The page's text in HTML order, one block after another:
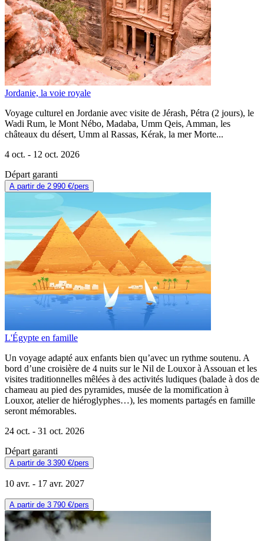
Jordanie, la voie royale
Voyage culturel en Jordanie avec visite de Jérash, Pétra (2 jours), le
Wadi Rum, le Mont Nébo, Madaba, Umm Qeis, Amman, les
châteaux du désert, Umm al Rassas, Kérak, la mer Morte...
4 oct. - 12 oct. 2026
Départ garanti
A partir de 2 990 €/pers
L'Égypte en famille
Un voyage adapté aux enfants bien qu’avec un rythme soutenu. A
bord d’une croisière de 4 nuits sur le Nil de Louxor à Assouan et les
visites traditionnelles mêlées à des activités ludiques (balade à dos de
chameau au pied des pyramides, musée de la momification à
Louxor, atelier de hiéroglyphes…), les moments partagés en famille
seront mémorables.
24 oct. - 31 oct. 2026
Départ garanti
A partir de 3 390 €/pers
10 avr. - 17 avr. 2027
A partir de 3 790 €/pers